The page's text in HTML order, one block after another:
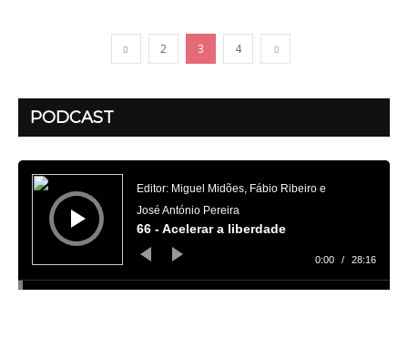
2 3 4
PODCAST
Reprodutor
áudio
Editor: Miguel Midões, Fábio Ribeiro e
José António Pereira
66 - Acelerar a liberdade
0:00 / 28:16